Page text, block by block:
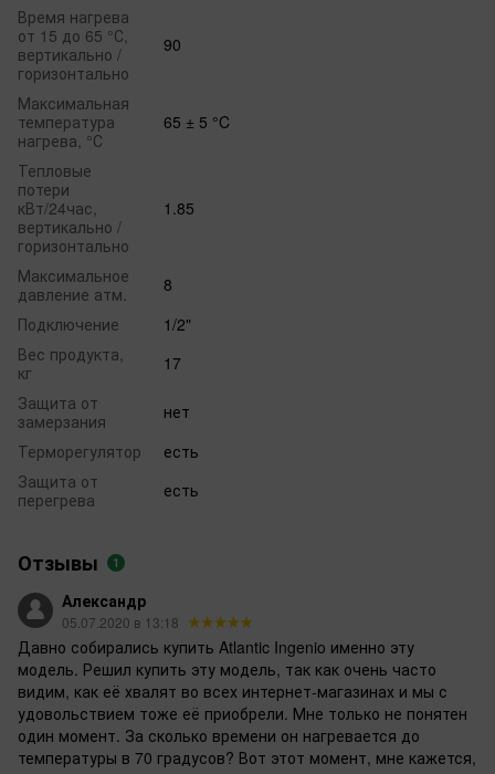
Время нагрева
от 15 до 65 °С,
вертикально /
горизонтально
90
Максимальная
температура
нагрева, °С
65 ± 5 °C
Тепловые
потери
кВт/24час,
вертикально /
горизонтально
1.85
Максимальное
давление атм.
8
Подключение
1/2"
Вес продукта,
кг
17
Защита от
замерзания
нет
Терморегулятор
есть
Защита от
перегрева
есть
Отзывы 1
Александр
05.07.2020 в 13:18
Давно собирались купить Atlantic Ingenio именно эту
модель. Решил купить эту модель, так как очень часто
видим, как её хвалят во всех интернет-магазинах и мы с
удовольствием тоже её приобрели. Мне только не понятен
один момент. За сколько времени он нагревается до
температуры в 70 градусов? Вот этот момент, мне кажется,